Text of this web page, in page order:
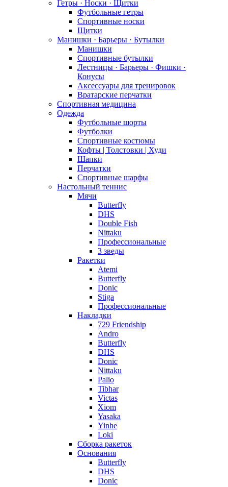
Гетры · Носки · Щитки
Футбольные гетры
Спортивные носки
Щитки
Манишки · Барьеры · Бутылки
Манишки
Спортивные бутылки
Лестницы · Барьеры · Фишки ·
Конусы
Аксессуары для тренировок
Вратарские перчатки
Спортивная медицина
Одежда
Футбольные шорты
Футболки
Спортивные костюмы
Кофты | Толстовки | Худи
Шапки
Перчатки
Спортивные шарфы
Настольный теннис
Мячи
Butterfly
DHS
Double Fish
Nittaku
Профессиональные
3 зведы
Ракетки
Atemi
Butterfly
Donic
Stiga
Профессиональные
Накладки
729 Friendship
Andro
Butterfly
DHS
Donic
Nittaku
Palio
Tibhar
Victas
Xiom
Yasaka
Yinhe
Loki
Сборка ракеток
Основания
Butterfly
DHS
Donic